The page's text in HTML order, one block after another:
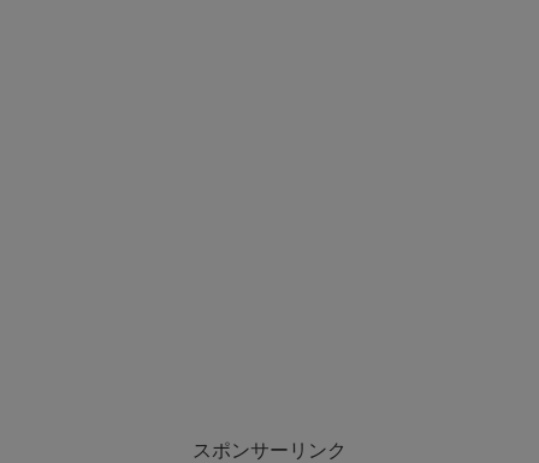
スポンサーリンク